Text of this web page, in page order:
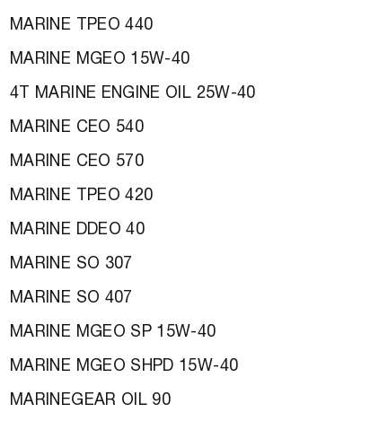
MARINE TPEO 440
MARINE MGEO 15W-40
4T MARINE ENGINE OIL 25W-40
MARINE CEO 540
MARINE CEO 570
MARINE TPEO 420
MARINE DDEO 40
MARINE SO 307
MARINE SO 407
MARINE MGEO SP 15W-40
MARINE MGEO SHPD 15W-40
MARINEGEAR OIL 90